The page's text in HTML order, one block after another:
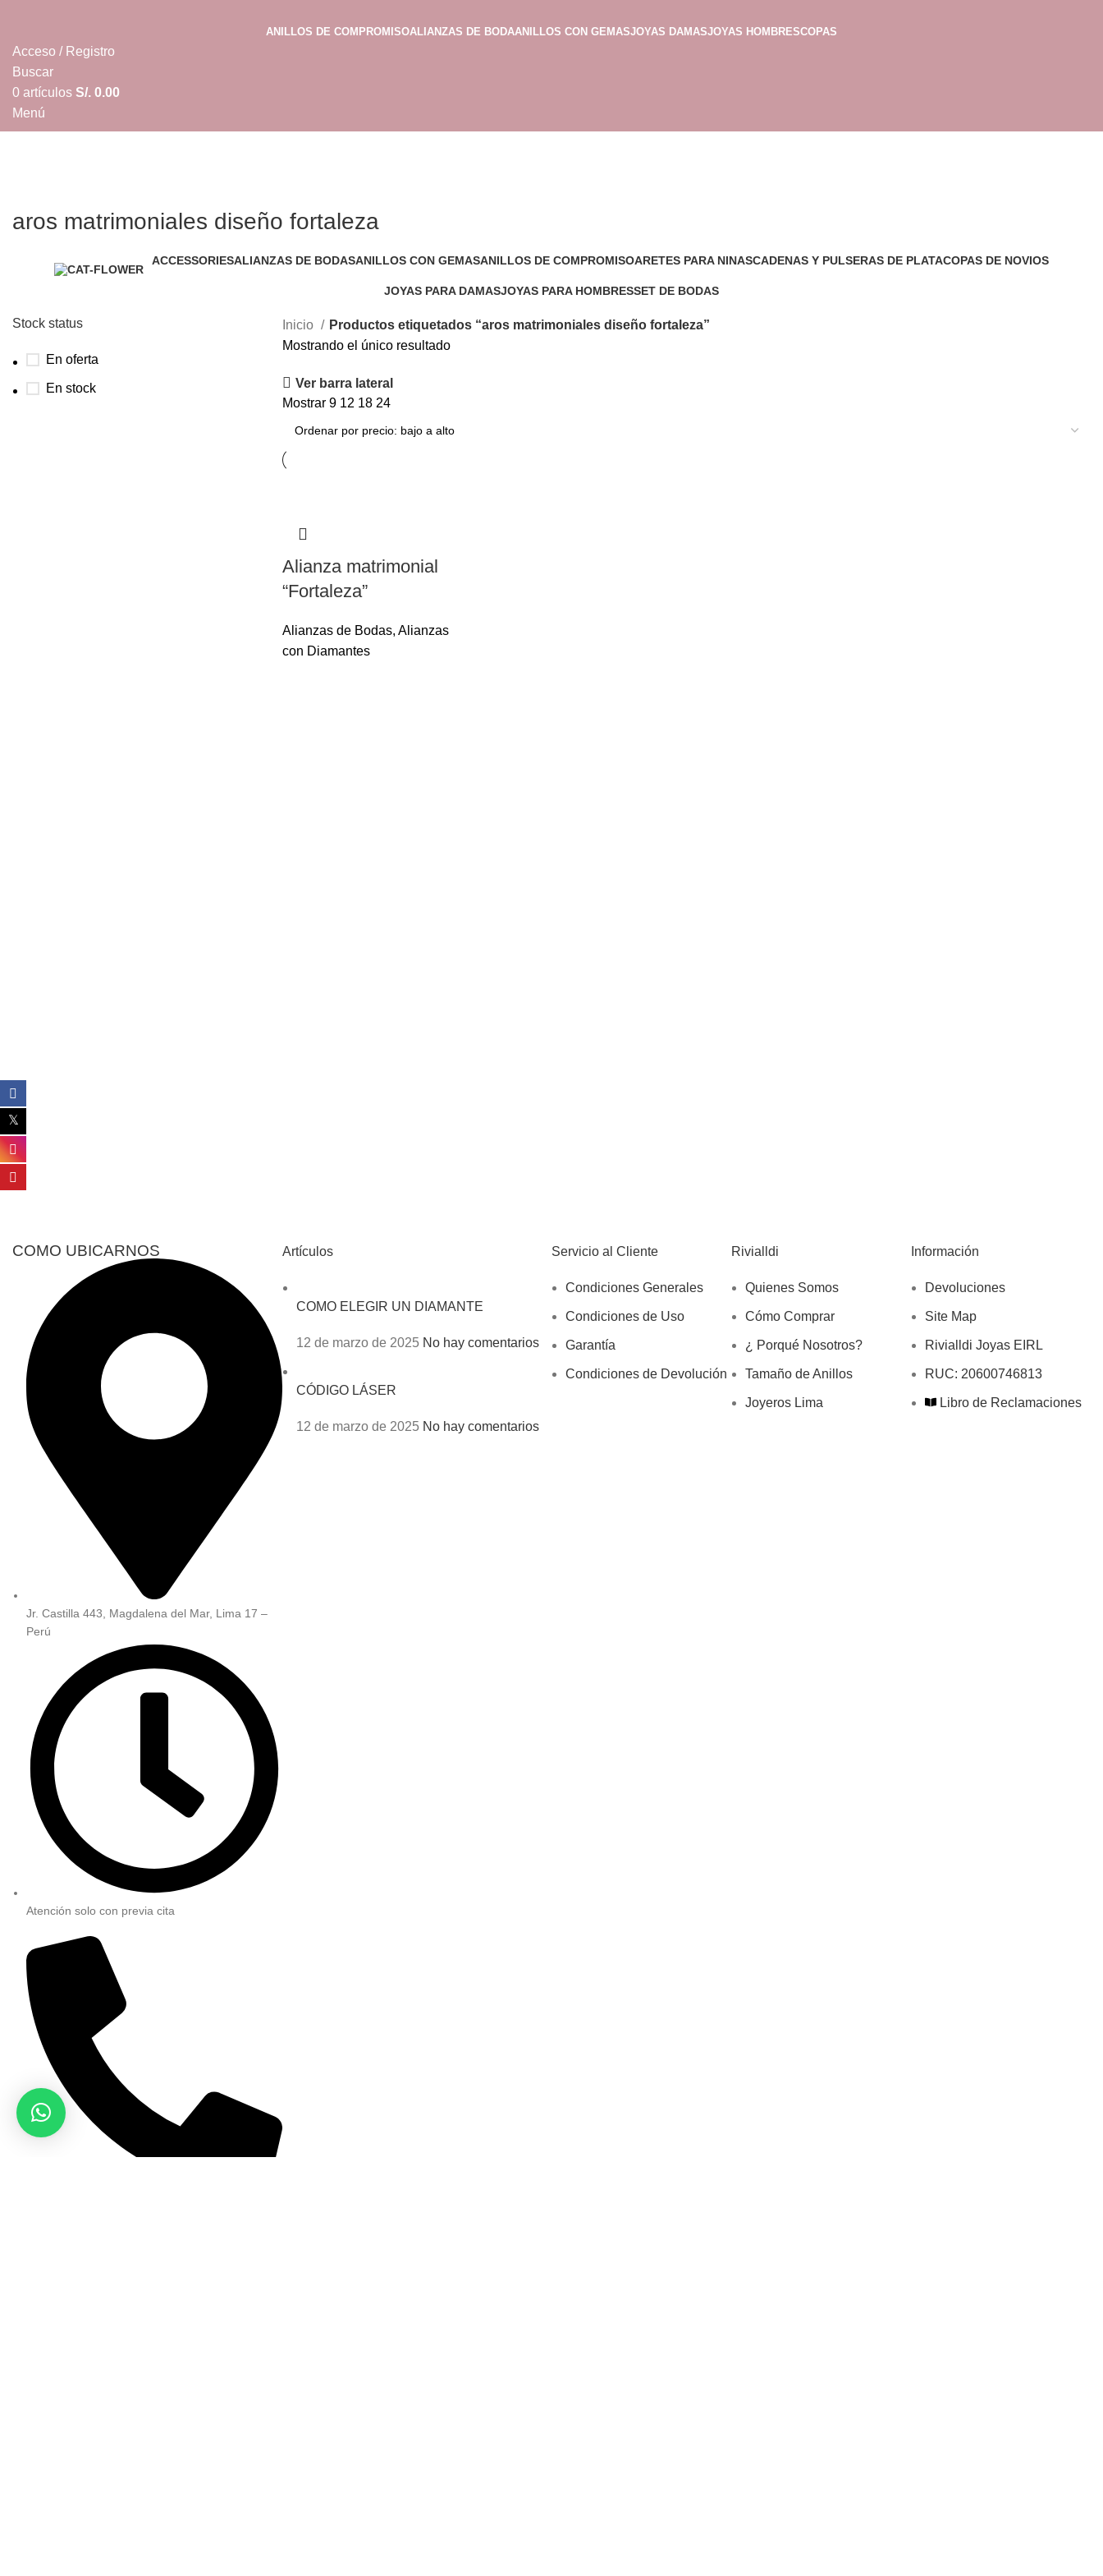
ANILLOS DE COMPROMISOALIANZAS DE BODAANILLOS CON GEMASJOYAS DAMASJOYAS HOMBRESCOPAS
Acceso / Registro
Buscar
0 artículos S/. 0.00
Menú
aros matrimoniales diseño fortaleza
ACCESSORIESALIANZAS DE BODASANILLOS CON GEMASANILLOS DE COMPROMISOARETES PARA NINASCADENAS Y PULSERAS DE PLATACOPAS DE NOVIOS
JOYAS PARA DAMASJOYAS PARA HOMBRESSET DE BODAS
Stock status
En oferta
En stock
Inicio
Productos etiquetados “aros matrimoniales diseño fortaleza”
Mostrando el único resultado
Ver barra lateral
Mostrar 9 12 18 24
Alianza matrimonial
“Fortaleza”
Alianzas de Bodas, Alianzas
con Diamantes
COMO UBICARNOS
Jr. Castilla 443, Magdalena del Mar, Lima 17 –
Perú
Atención solo con previa cita
Artículos
COMO ELEGIR UN DIAMANTE
12 de marzo de 2025 No hay comentarios
CÓDIGO LÁSER
12 de marzo de 2025 No hay comentarios
Servicio al Cliente
Condiciones Generales
Condiciones de Uso
Garantía
Condiciones de Devolución
Rivialldi
Quienes Somos
Cómo Comprar
¿ Porqué Nosotros?
Tamaño de Anillos
Joyeros Lima
Información
Devoluciones
Site Map
Rivialldi Joyas EIRL
RUC: 20600746813
Libro de Reclamaciones